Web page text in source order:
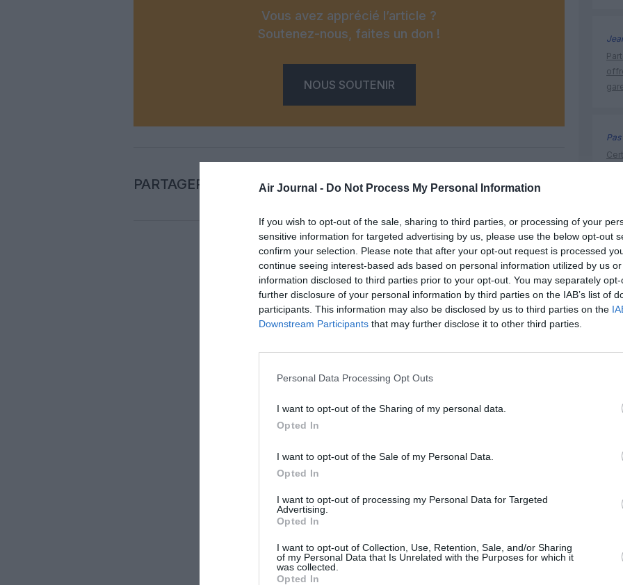
Air Journal - Do Not Process My Personal Information
If you wish to opt-out of the sale, sharing to third parties, or processing of your
sensitive information for targeted advertising by us, please use the below opt-out
confirm your selection. Please note that after your opt-out request is processed
continue seeing interest-based ads based on personal information utilized by us
information disclosed to third parties prior to your opt-out. You may separately
further disclosure of your personal information by third parties on the IAB’s list of
participants. This information may also be disclosed by us to third parties on the
Downstream Participants that may further disclose it to other third parties.
Personal Data Processing Opt Outs
I want to opt-out of the Sharing of my personal data.
Opted In
I want to opt-out of the Sale of my Personal Data.
Opted In
I want to opt-out of processing my Personal Data for Targeted
Advertising.
Opted In
I want to opt-out of Collection, Use, Retention, Sale, and/or Sharing
of my Personal Data that Is Unrelated with the Purposes for which it
was collected.
Opted In
Vous avez apprécié l’article ?
Soutenez-nous, faites un don !
NOUS SOUTENIR
PARTAGER L'ARTICLE
Aucun commentaire !
LAISSER UN COMMENTAIRE
de
histoire